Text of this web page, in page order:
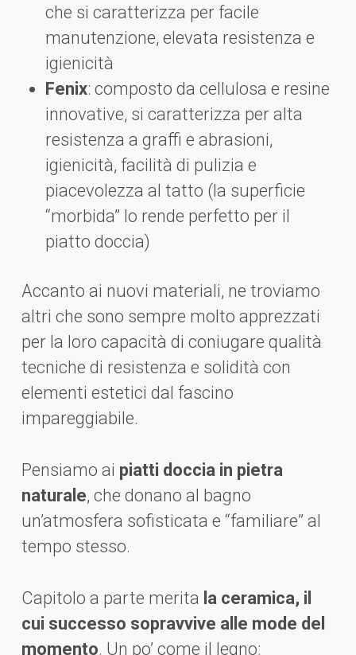
che si caratterizza per facile
manutenzione, elevata resistenza e
igienicità
Fenix: composto da cellulosa e resine
innovative, si caratterizza per alta
resistenza a graffi e abrasioni,
igienicità, facilità di pulizia e
piacevolezza al tatto (la superficie
“morbida” lo rende perfetto per il
piatto doccia)
Accanto ai nuovi materiali, ne troviamo
altri che sono sempre molto apprezzati
per la loro capacità di coniugare qualità
tecniche di resistenza e solidità con
elementi estetici dal fascino
impareggiabile.
Pensiamo ai piatti doccia in pietra
naturale, che donano al bagno
un’atmosfera sofisticata e “familiare” al
tempo stesso.
Capitolo a parte merita la ceramica, il
cui successo sopravvive alle mode del
momento. Un po’ come il legno: